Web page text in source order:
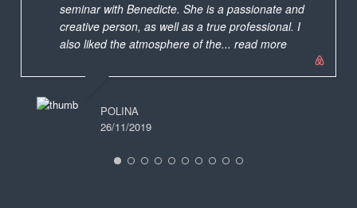
seminar with Benedicte. She is a passionate and
creative person, as well as a true professional. I
also liked the atmosphere of the... read more
POLINA
26/11/2019